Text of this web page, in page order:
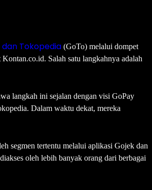
dan Tokopedia (GoTo) melalui dompet
Salah satu langkahnya adalah
langkah ini sejalan dengan visi GoPay
Dalam waktu dekat, mereka
segmen tertentu melalui aplikasi Gojek dan
oleh lebih banyak orang dari berbagai